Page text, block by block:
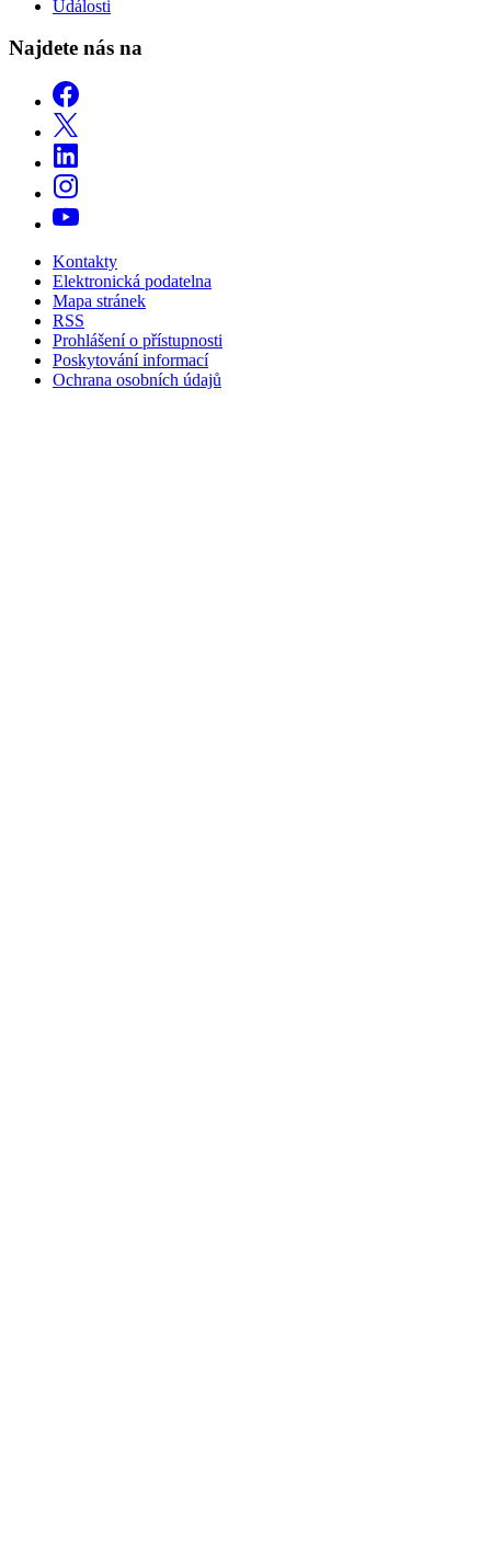
Události
Najdete nás na
Kontakty
Elektronická podatelna
Mapa stránek
RSS
Prohlášení o přístupnosti
Poskytování informací
Ochrana osobních údajů